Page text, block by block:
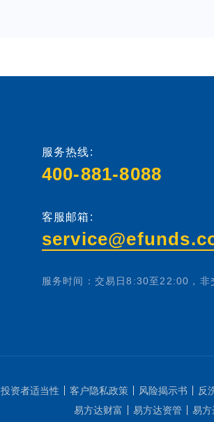
服务热线:
400-881-8088
客服邮箱:
服务时间：交易日8:30至22:00，
投资者适当性 客户隐私政策 风险揭示书 反
易方达财富
易方达资管 易方